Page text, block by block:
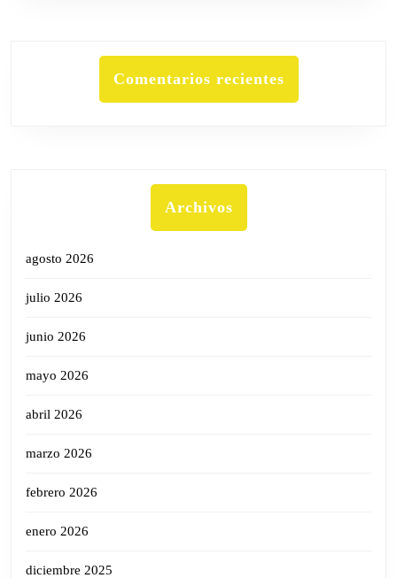
Comentarios recientes
Archivos
agosto 2026
julio 2026
junio 2026
mayo 2026
abril 2026
marzo 2026
febrero 2026
enero 2026
diciembre 2025